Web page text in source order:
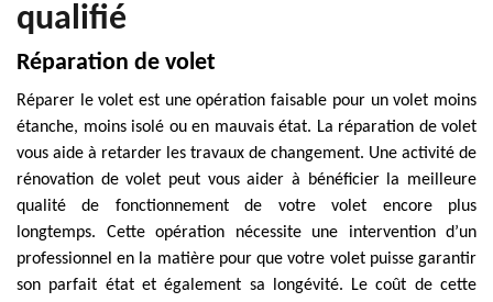
qualifié
Réparation de volet
Réparer le volet est une opération faisable pour un volet moins
étanche, moins isolé ou en mauvais état. La réparation de volet
vous aide à retarder les travaux de changement. Une activité de
rénovation de volet peut vous aider à bénéficier la meilleure
qualité de fonctionnement de votre volet encore plus
longtemps. Cette opération nécessite une intervention d’un
professionnel en la matière pour que votre volet puisse garantir
son parfait état et également sa longévité. Le coût de cette